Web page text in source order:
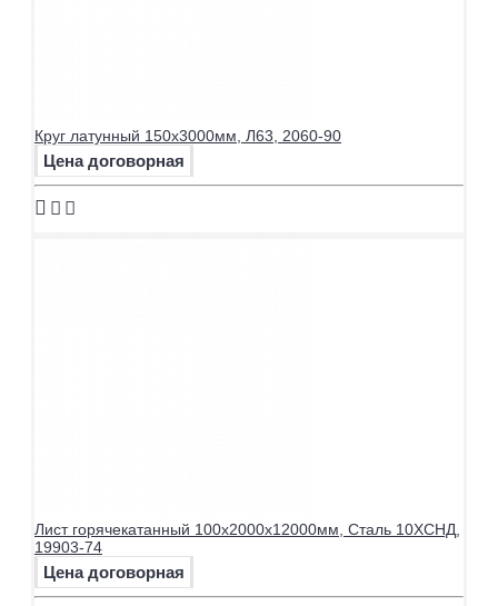
Круг латунный 150х3000мм, Л63, 2060-90
Цена договорная
Лист горячекатанный 100х2000х12000мм, Сталь 10ХСНД,
19903-74
Цена договорная